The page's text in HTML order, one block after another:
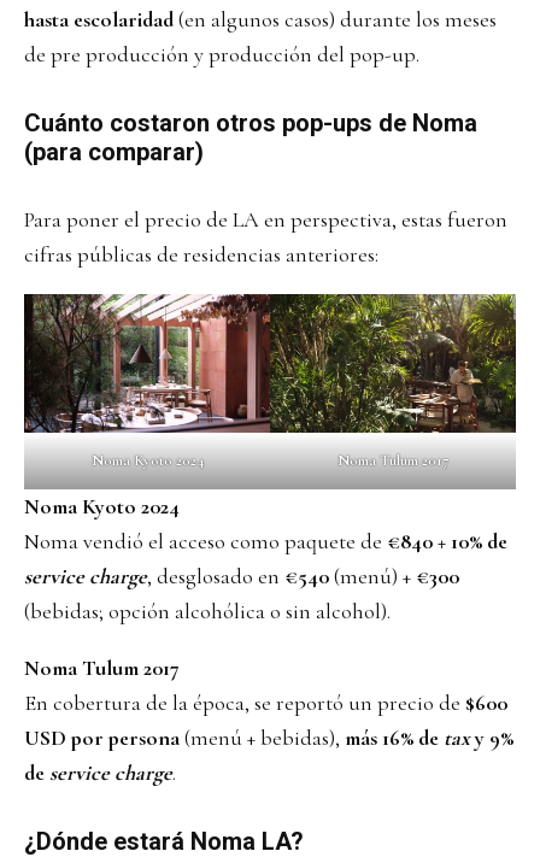
hasta escolaridad(en algunos casos) durante los meses
de pre producción y producción del pop-up.
Cuánto costaron otros pop-ups de Noma
(para comparar)
Para poner el precio de LA en perspectiva, estas fueron
cifras públicas de residencias anteriores:
Noma Kyoto 2024 Noma Tulum 2017
Noma Kyoto 2024
Noma vendió el acceso como paquete de €840 + 10% de
service charge, desglosado en €540(menú) + €300
(bebidas; opción alcohólica o sin alcohol).
Noma Tulum 2017
En cobertura de la época, se reportó un precio de $600
USD por persona(menú + bebidas), más 16% de taxy 9%
de service charge.
¿Dónde estará Noma LA?